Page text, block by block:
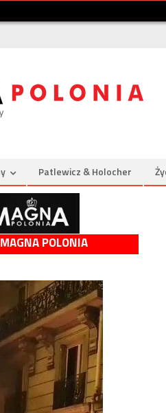
Patlewicz & Holocher
POLONIA